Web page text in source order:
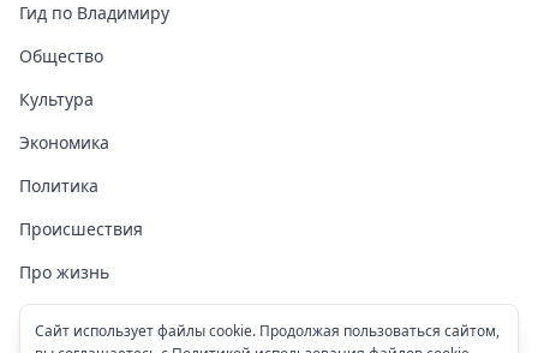
Гид по Владимиру
Общество
Культура
Экономика
Политика
Происшествия
Про жизнь
Здоровье
Сайт использует файлы cookie. Продолжая пользоваться сайтом,